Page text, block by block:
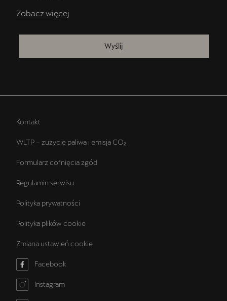
Zobacz więcej
Wyślij
Kontakt
WLTP – zużycie paliwa i emisja CO₂
Formularz cofnięcia zgód
Regulamin serwisu
Polityka prywatności
Polityka plików cookie
Zmiana ustawień cookie
Facebook
Instagram